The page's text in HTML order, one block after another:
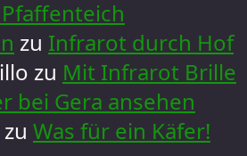
zu Infrarot durch Hof
zu Mit Infrarot Brille
bei Gera ansehen
zu Was für ein Käfer!